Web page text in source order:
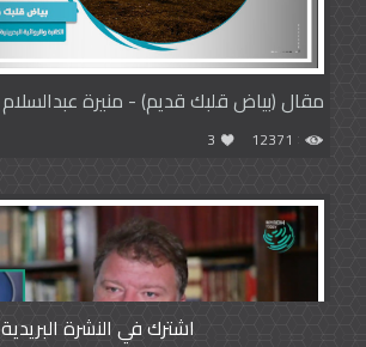
مقال (بياض قلبك قديم) - منيرة عبدالسلام
12371
3
اشترك في النشرة البريدية